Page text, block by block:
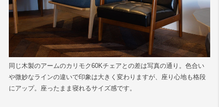
同じ木製のアームのカリモク60Kチェアとの差は写真の通り。色合い
や微妙なラインの違いで印象は大きく変わりますが、座り心地も格段
にアップ。座ったまま寝れるサイズ感です。